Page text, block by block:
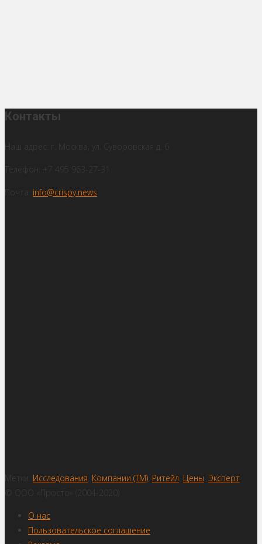
Контакты
Наш адрес: г. Москва, ул. Суворовская д. 6
Телефон: +7 495 963-27-31
Почта: info@crispy.news
Метки: Исследования Компании (ТМ) Ритейл Цены Эксперт
© ООО «Просто» (2004-2020)
О нас
Пользовательское соглашение